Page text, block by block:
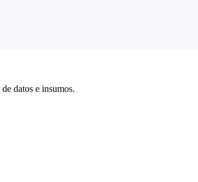
datos e insumos.